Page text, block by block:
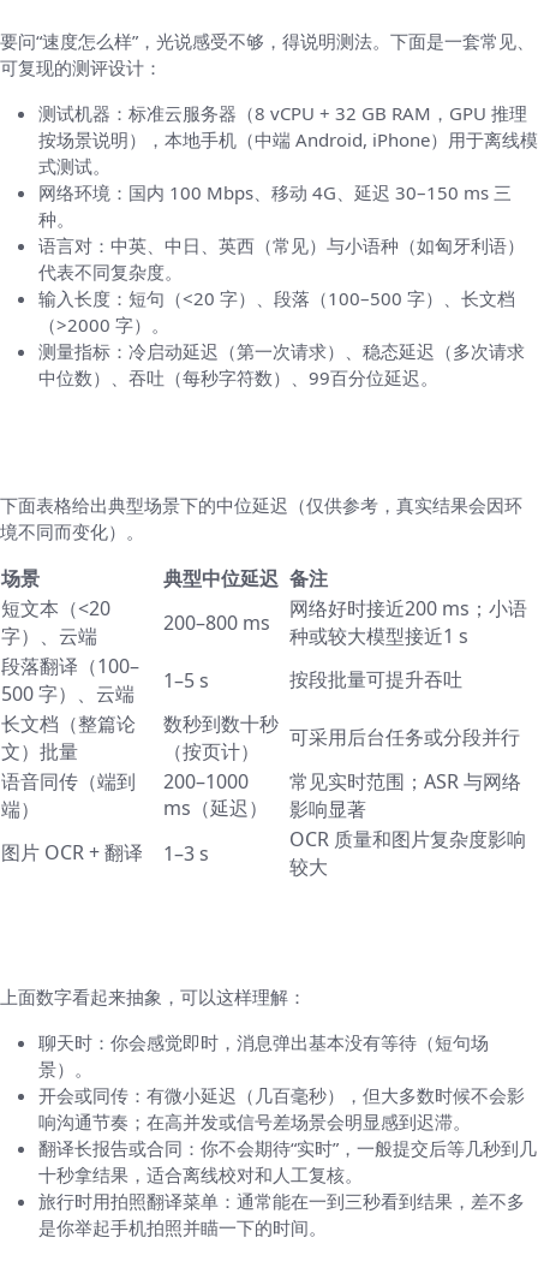
要问“速度怎么样”，光说感受不够，得说明测法。下面是一套常见、
可复现的测评设计：
测试机器：标准云服务器（8 vCPU + 32 GB RAM，GPU 推理
按场景说明），本地手机（中端 Android, iPhone）用于离线模
式测试。
网络环境：国内 100 Mbps、移动 4G、延迟 30–150 ms 三
种。
语言对：中英、中日、英西（常见）与小语种（如匈牙利语）
代表不同复杂度。
输入长度：短句（<20 字）、段落（100–500 字）、长文档
（>2000 字）。
测量指标：冷启动延迟（第一次请求）、稳态延迟（多次请求
中位数）、吞吐（每秒字符数）、99百分位延迟。
下面表格给出典型场景下的中位延迟（仅供参考，真实结果会因环
境不同而变化）。
场景 典型中位延迟 备注
短文本（<20
字）、云端
200–800 ms
网络好时接近200 ms；小语
种或较大模型接近1 s
段落翻译（100–
500 字）、云端
1–5 s
按段批量可提升吞吐
长文档（整篇论
文）批量
数秒到数十秒
（按页计）
可采用后台任务或分段并行
语音同传（端到
端）
200–1000
ms（延迟）
常见实时范围；ASR 与网络
影响显著
图片 OCR + 翻译
1–3 s
OCR 质量和图片复杂度影响
较大
上面数字看起来抽象，可以这样理解：
聊天时：你会感觉即时，消息弹出基本没有等待（短句场
景）。
开会或同传：有微小延迟（几百毫秒），但大多数时候不会影
响沟通节奏；在高并发或信号差场景会明显感到迟滞。
翻译长报告或合同：你不会期待“实时”，一般提交后等几秒到几
十秒拿结果，适合离线校对和人工复核。
旅行时用拍照翻译菜单：通常能在一到三秒看到结果，差不多
是你举起手机拍照并瞄一下的时间。